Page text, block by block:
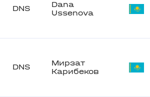
DNS
Dana
Ussenova
DNS
Мирзат
Карибеков